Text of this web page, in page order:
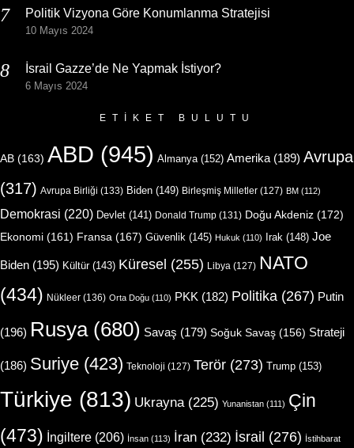
Politik Vizyona Göre Konumlanma Stratejisi
10 Mayıs 2024
İsrail Gazze’de Ne Yapmak İstiyor?
6 Mayıs 2024
ETIKET BULUTU
AB (163) ABD (945) Almanya(152) Amerika (189) Avrupa
(317) Avrupa Birliği (133) Biden (149) Birleşmiş Milletler (127) BM (112)
Demokrasi (220) Devlet (141) Donald Trump (131) Doğu Akdeniz (172)
Ekonomi (161) Fransa (167) Güvenlik (145) Hukuk (110) Irak (148) Joe
Biden (195) Kültür(143) Küresel (255) Libya (127) NATO
(434) Nükleer (136) Orta Doğu (110) PKK (182) Politika (267) Putin
(196) Rusya(680) Savaş (179) Soğuk Savaş (156) Strateji
(186) Suriye (423) Teknoloji (127) Terör (273) Trump (153)
Türkiye (813) Ukrayna(225) Yunanistan (111) Çin
(473) İngiltere (206) İnsan (113) İran (232) İsrail (276) İstihbarat